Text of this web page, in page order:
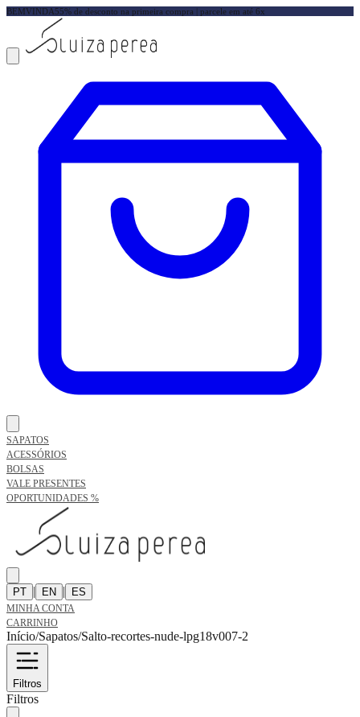
BEMVINDA55% de desconto na primeira compra | parcele em até 6x
SAPATOS
ACESSÓRIOS
BOLSAS
VALE PRESENTES
OPORTUNIDADES %
PT | EN | ES
MINHA CONTA
CARRINHO
Início/Sapatos/Salto-recortes-nude-lpg18v007-2
Filtros
Filtros